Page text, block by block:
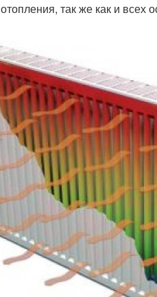
так же как и всех